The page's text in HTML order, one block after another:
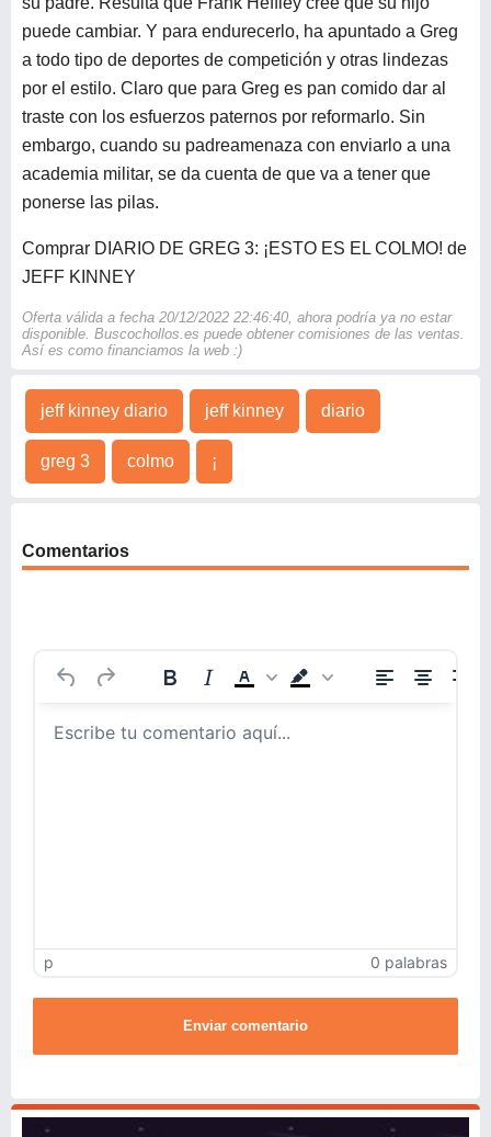
puede cambiar. Y para endurecerlo, ha apuntado a Greg
a todo tipo de deportes de competición y otras lindezas
por el estilo. Claro que para Greg es pan comido dar al
traste con los esfuerzos paternos por reformarlo. Sin
embargo, cuando su padreamenaza con enviarlo a una
academia militar, se da cuenta de que va a tener que
ponerse las pilas.
Comprar DIARIO DE GREG 3: ¡ESTO ES EL COLMO! de
JEFF KINNEY
Oferta válida a fecha 20/12/2022 22:46:40, ahora podría ya no estar
disponible. Buscochollos.es puede obtener comisiones de las ventas.
Así es como financiamos la web :)
jeff kinney diario jeff kinney diario
greg 3 colmo ¡
Comentarios
p 0 palabras
Enviar comentario